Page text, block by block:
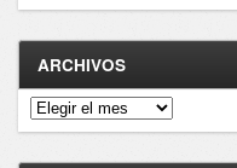
ARCHIVOS
Archivos